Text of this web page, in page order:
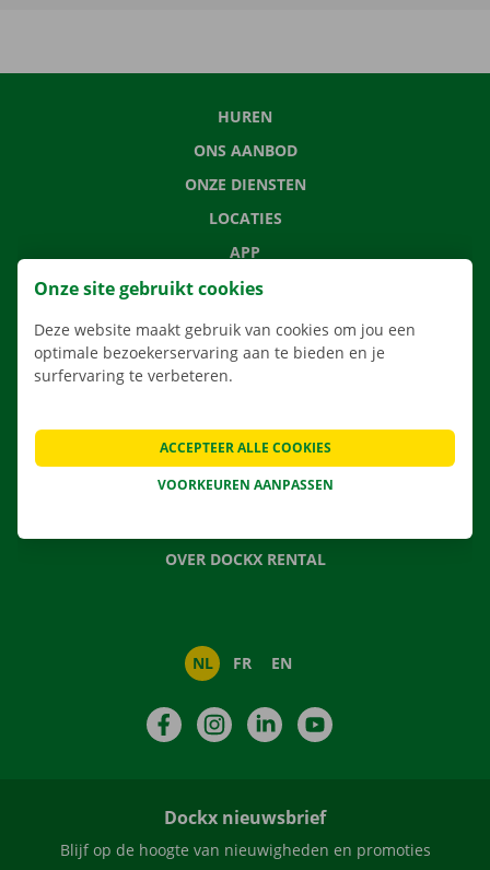
HUREN
ONS AANBOD
ONZE DIENSTEN
LOCATIES
APP
VERHUISOPLOSSINGEN
NIEUWS
CADEAUBON
OVER DOCKX RENTAL
NL FR EN
FacebookInstagramLinkedIn
Dockx nieuwsbrief
Blijf op de hoogte van nieuwigheden en promoties
Onze site gebruikt cookies
Deze website maakt gebruik van cookies om jou een
optimale bezoekerservaring aan te bieden en je
surfervaring te verbeteren.
VOORKEUREN AANPASSEN
ACCEPTEER ALLE COOKIES